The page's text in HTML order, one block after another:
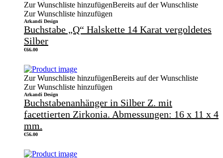
Zur Wunschliste hinzufügenBereits auf der Wunschliste
Zur Wunschliste hinzufügen
Arkandi Design
Buchstabe „Q“ Halskette 14 Karat vergoldetes
Silber
€66.00
Zur Wunschliste hinzufügenBereits auf der Wunschliste
Zur Wunschliste hinzufügen
Arkandi Design
Buchstabenanhänger in Silber Z. mit
facettierten Zirkonia. Abmessungen: 16 x 11 x 4
mm.
€56.00